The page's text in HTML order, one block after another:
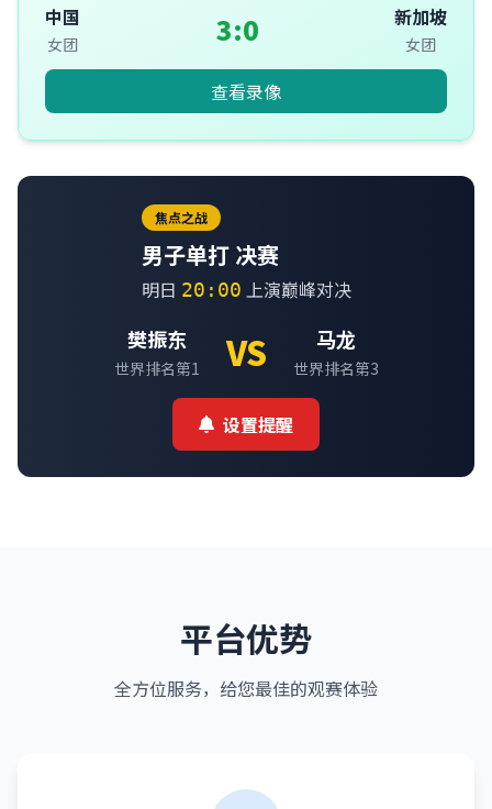
中国
女团 3:0 新加坡
女团
查看录像
焦点之战
男子单打 决赛
明日 20:00 上演巅峰对决
樊振东
世界排名第1 VS 马龙
世界排名第3
设置提醒
平台优势
全方位服务，给您最佳的观赛体验